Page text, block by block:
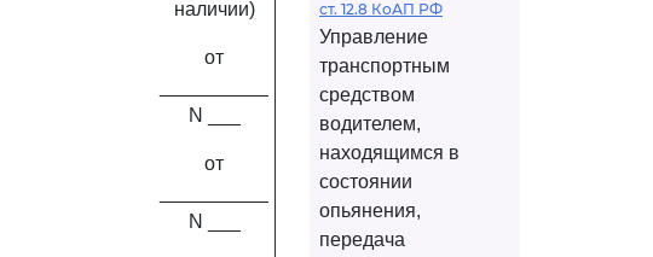
наличии)
от
N ___
от
N ___
ст. 12.8 КоАП РФ
Управление
транспортным
средством
водителем,
находящимся в
состоянии
опьянения,
передача